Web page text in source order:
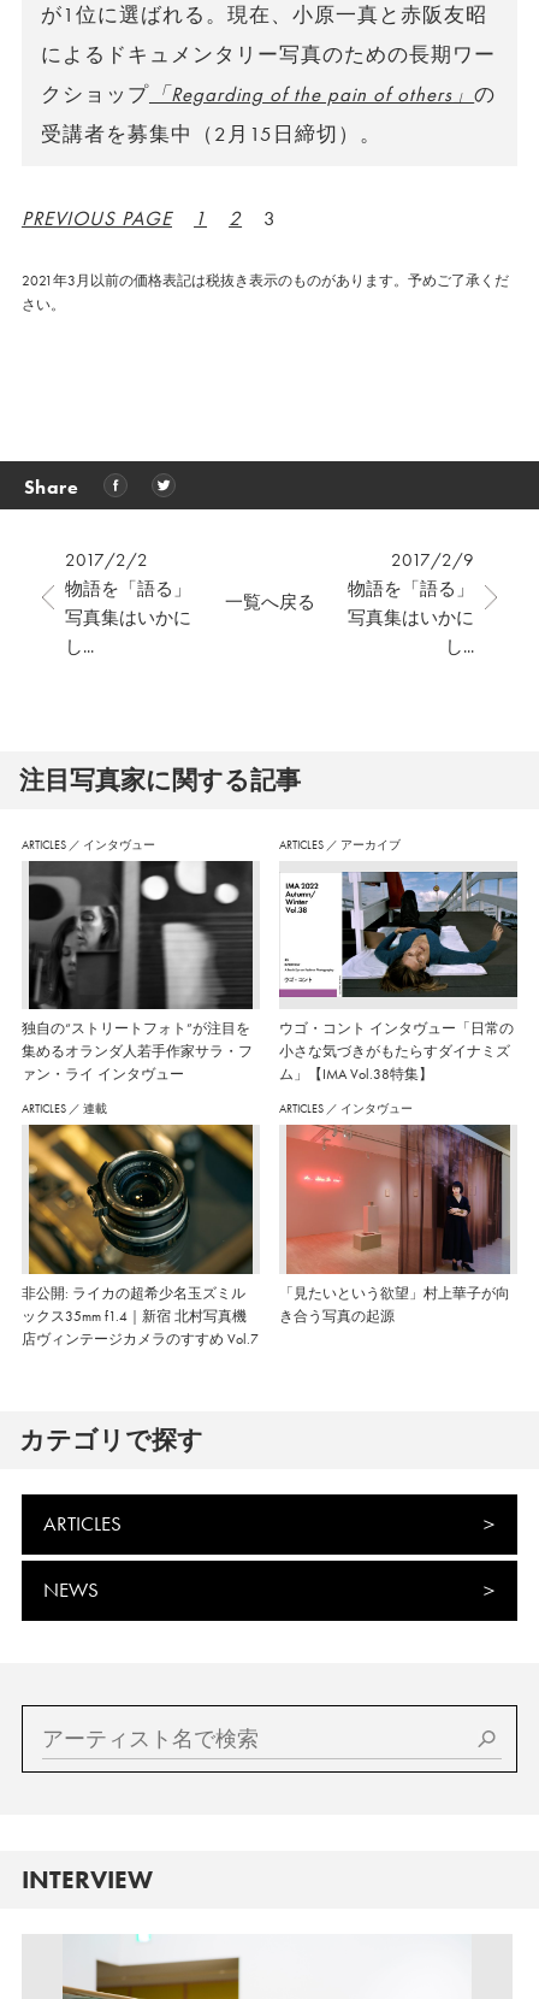
が1位に選ばれる。現在、小原一真と赤阪友昭
によるドキュメンタリー写真のための長期ワー
クショップ「Regarding of the pain of others」の
受講者を募集中（2月15日締切）。
PREVIOUS PAGE 1 2 3
2021年3月以前の価格表記は税抜き表示のものがあります。予めご了承くだ
さい。
Share
2017/2/2
物語を「語る」
写真集はいかに
し...
2017/2/9
物語を「語る」
写真集はいかに
し...
一覧へ戻る
注⽬写真家に関する記事
ARTICLES ／ インタヴュー
独自の“ストリートフォト”が注目を
集めるオランダ人若手作家サラ・フ
ァン・ライ インタヴュー
ARTICLES ／ アーカイブ
ウゴ・コント インタヴュー「日常の
小さな気づきがもたらすダイナミズ
ム」【IMA Vol.38特集】
ARTICLES ／ 連載
非公開: ライカの超希少名玉ズミル
ックス35mm f1.4｜新宿 北村写真機
店ヴィンテージカメラのすすめ Vol.7
ARTICLES ／ インタヴュー
「見たいという欲望」村上華子が向
き合う写真の起源
カテゴリで探す
ARTICLES
NEWS
INTERVIEW